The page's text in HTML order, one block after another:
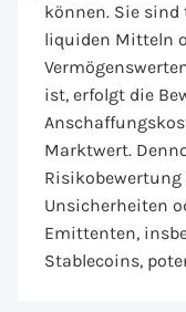
können. Sie
liquiden Mitteln
ist, erfolgt die
Marktwert.
Unsicherheiten
Emittenten,
Stablecoins,